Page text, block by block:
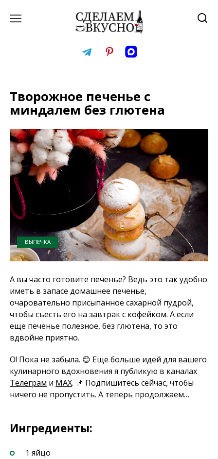
Творожное печенье с
миндалем без глютена
ВЫПЕЧКА
А вы часто готовите печенье? Ведь это так удобно
иметь в запасе домашнее печенье,
очаровательно присыпанное сахарной пудрой,
чтобы съесть его на завтрак с кофейком. А если
еще печенье полезное, без глютена, то это
вдвойне приятно.
О! Пока не забыла. 😊 Еще больше идей для вашего
кулинарного вдохновения я публикую в каналах
Телеграм и MAX. 📌 Подпишитесь сейчас, чтобы
ничего не пропустить. А теперь продолжаем…
Ингредиенты:
1 яйцо